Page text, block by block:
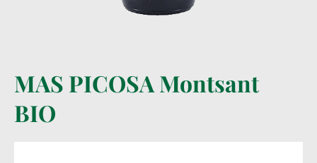
MAS PICOSA Montsant
BIO